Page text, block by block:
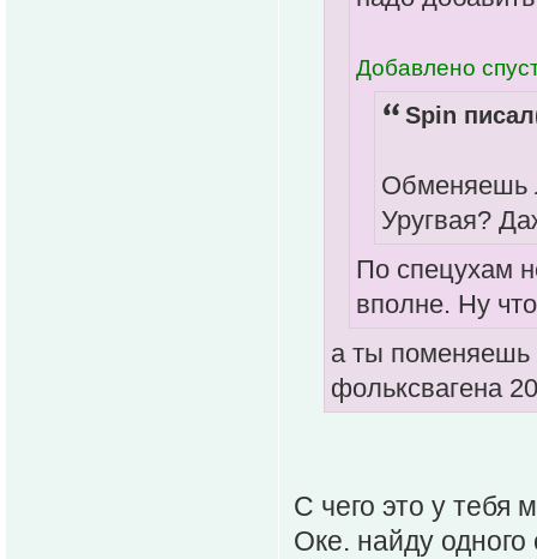
Добавлено
Spin
Обменяешь
Уругвая?
По спецухам
вполне. Ну
а ты поменяешь
фольксвагена
С чего это у тебя
Оке. найду